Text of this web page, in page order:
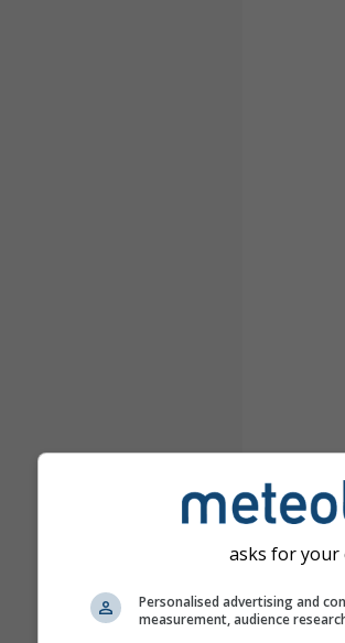
asks for your
Personalised advertising and
measurement, audience